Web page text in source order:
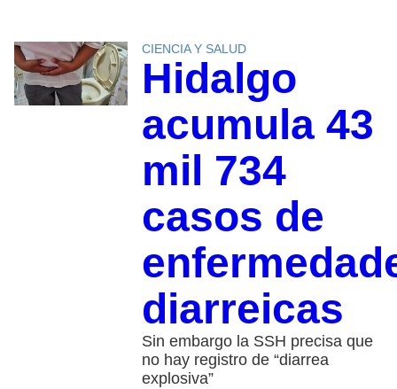
CIENCIA Y SALUD
Hidalgo
acumula 43
mil 734
casos de
diarreicas
Sin embargo la SSH precisa que
no hay registro de “diarrea
explosiva”